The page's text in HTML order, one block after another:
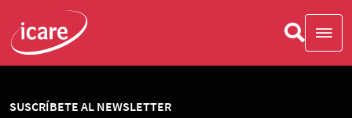
SUSCRÍBETE AL NEWSLETTER